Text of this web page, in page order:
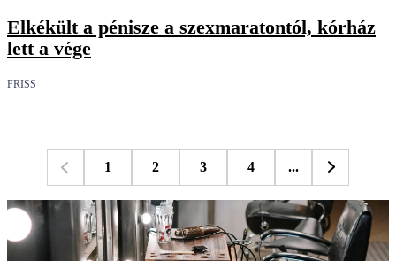
Elkékült a pénisze a szexmaratontól, kórház
lett a vége
FRISS
1 2 3 4 ...